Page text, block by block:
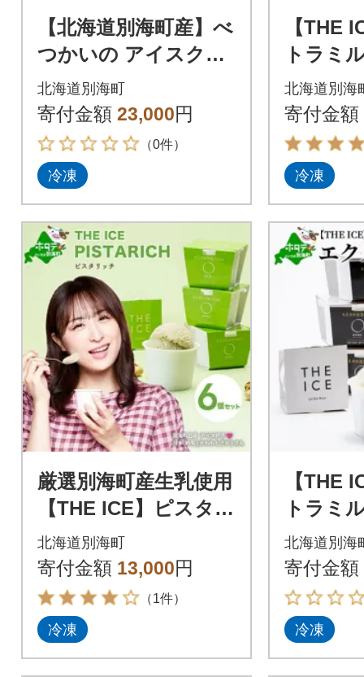
【北海道別海町産】べ
つかいの アイスクリ
ーム屋さん 業務用2
L チョコレート
北海道別海町
寄付金額 23,000円
（0件）
冷凍
【THE
トラミ
個セッ
乳使用
乳のみ
北海道別海
寄付金額
冷凍
厳選別海町産生乳使用
【THE ICE】ピスタリ
ッチ 6個セット
北海道別海町
寄付金額 13,000円
（1件）
冷凍
【THE
トラミ
ト 厳選
使用ア
北海道別海
寄付金額
冷凍